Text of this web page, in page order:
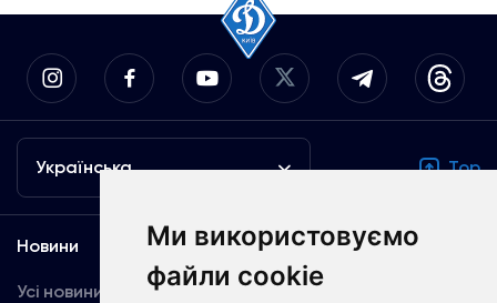
Ми використовуємо
файли cookie
Українська Top
Новини
Усі новини
Медіа
Динамо TV